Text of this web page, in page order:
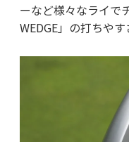
ーなど様々なライで
WEDGE」の打ちや